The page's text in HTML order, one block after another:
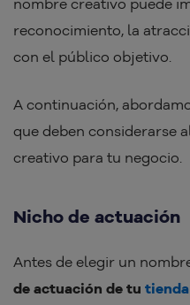
nombre creativo puede
reconocimiento, la
con el público objetivo.
A continuación,
que deben considerarse
creativo para tu negocio.
Nicho de actuación
Antes de elegir un
de actuación de tu